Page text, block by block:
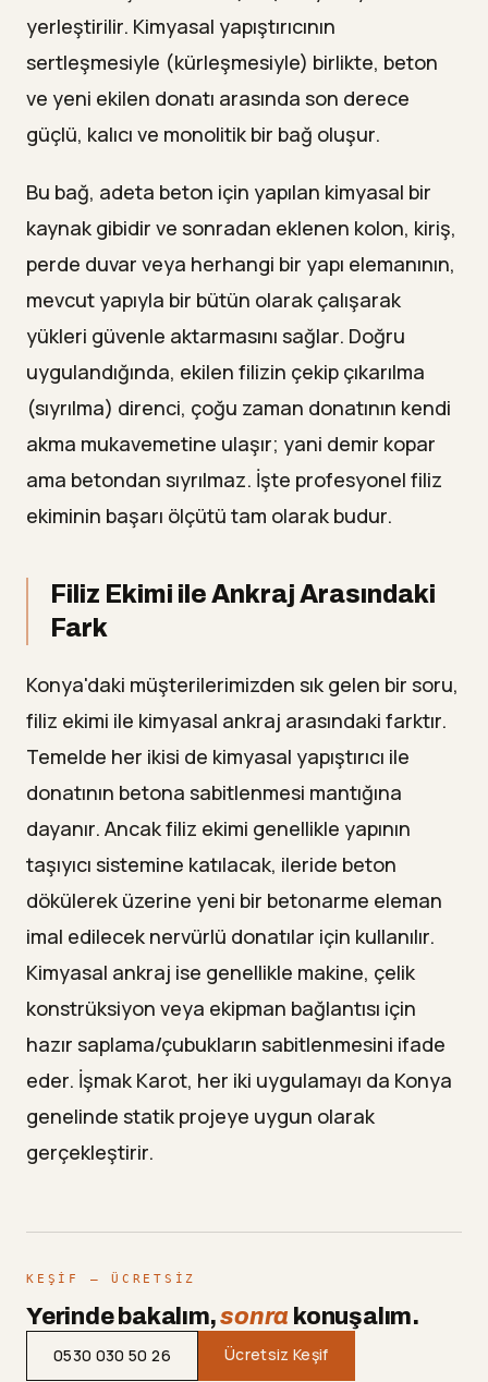
yerleştirilir. Kimyasal yapıştırıcının
sertleşmesiyle (kürleşmesiyle) birlikte, beton
ve yeni ekilen donatı arasında son derece
güçlü, kalıcı ve monolitik bir bağ oluşur.
Bu bağ, adeta beton için yapılan kimyasal bir
kaynak gibidir ve sonradan eklenen kolon, kiriş,
perde duvar veya herhangi bir yapı elemanının,
mevcut yapıyla bir bütün olarak çalışarak
yükleri güvenle aktarmasını sağlar. Doğru
uygulandığında, ekilen filizin çekip çıkarılma
(sıyrılma) direnci, çoğu zaman donatının kendi
akma mukavemetine ulaşır; yani demir kopar
ama betondan sıyrılmaz. İşte profesyonel filiz
ekiminin başarı ölçütü tam olarak budur.
Filiz Ekimi ile Ankraj Arasındaki
Fark
Konya'daki müşterilerimizden sık gelen bir soru,
filiz ekimi ile kimyasal ankraj arasındaki farktır.
Temelde her ikisi de kimyasal yapıştırıcı ile
donatının betona sabitlenmesi mantığına
dayanır. Ancak filiz ekimi genellikle yapının
taşıyıcı sistemine katılacak, ileride beton
dökülerek üzerine yeni bir betonarme eleman
imal edilecek nervürlü donatılar için kullanılır.
Kimyasal ankraj ise genellikle makine, çelik
konstrüksiyon veya ekipman bağlantısı için
hazır saplama/çubukların sabitlenmesini ifade
eder. İşmak Karot, her iki uygulamayı da Konya
genelinde statik projeye uygun olarak
gerçekleştirir.
KEŞIF — ÜCRETSIZ
Yerinde bakalım,sonra konuşalım.
0530 030 50 26 Ücretsiz Keşif